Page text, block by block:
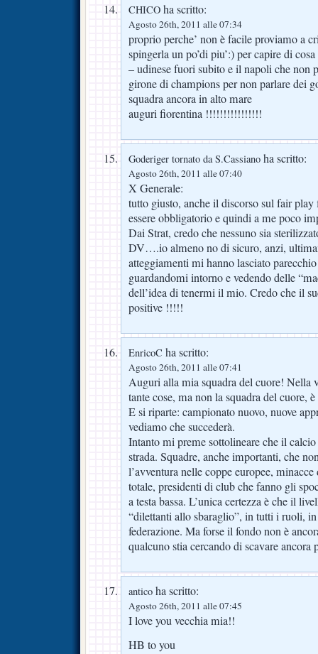
CHICO ha scritto:
Agosto 26th, 2011 alle 07:34
proprio perche’ non è facile proviamo a
spingerla un po’di piu’:) per capire di
– udinese fuori subito e il napoli che non
girone di champions per non parlare dei
squadra ancora in alto mare
auguri fiorentina !!!!!!!!!!!!!!!!
Goderiger tornato da S.Cassiano ha scritto:
Agosto 26th, 2011 alle 07:40
X Generale:
tutto giusto, anche il discorso sul fair
essere obbligatorio e quindi a me poco
Dai Strat, credo che nessuno sia
DV….io almeno no di sicuro, anzi,
atteggiamenti mi hanno lasciato
guardandomi intorno e vedendo delle
dell’idea di tenermi il mio. Credo che il
positive !!!!!
EnricoC ha scritto:
Agosto 26th, 2011 alle 07:41
Auguri alla mia squadra del cuore! Nella
tante cose, ma non la squadra del cuore,
E si riparte: campionato nuovo, nuove
vediamo che succederà.
Intanto mi preme sottolineare che il
strada. Squadre, anche importanti, che
l’avventura nelle coppe europee,
totale, presidenti di club che fanno gli
a testa bassa. L’unica certezza è che il
“dilettanti allo sbaraglio”, in tutti i ruoli,
federazione. Ma forse il fondo non è
qualcuno stia cercando di scavare ancora
antico ha scritto:
Agosto 26th, 2011 alle 07:45
I love you vecchia mia!!
HB to you